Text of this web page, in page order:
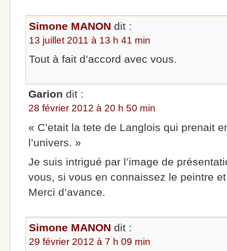
Simone MANON dit :
13 juillet 2011 à 13 h 41 min
Tout à fait d’accord avec vous.
Garion dit :
28 février 2012 à 20 h 50 min
« C’etait la tete de Langlois qui prenait
l’univers. »
Je suis intrigué par l’image de
vous, si vous en connaissez le peintre
Merci d’avance.
Simone MANON dit :
29 février 2012 à 7 h 09 min